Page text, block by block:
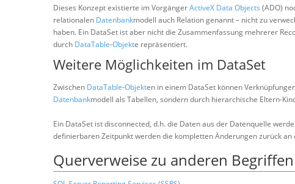
Dieses Konzept existierte im VorgängerActiveX Data Objects (ADO)
relationalen Datenbankmodell auch Relation genannt – nicht zu
haben. Ein DataSet ist aber nicht die Zusammenfassung mehrerer
durch DataTable-Objekte repräsentiert.
Weitere Möglichkeiten im DataSet
Zwischen DataTable-Objekten in einem DataSet können
Datenbankmodell als Tabellen, sondern durch hierarchische Eltern-
Ein DataSet ist disconnected, d.h. die Daten aus der Datenquelle
definierbaren Zeitpunkt werden die kompletten Änderungen zurück
Querverweise zu anderen